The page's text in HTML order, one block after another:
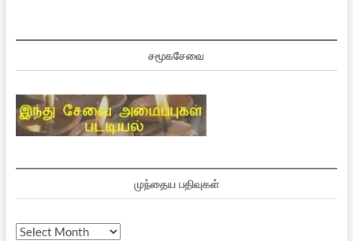
சமூகசேவை
முந்தைய பதிவுகள்
முந்தைய